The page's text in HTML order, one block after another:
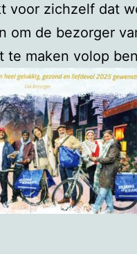
voor zichzelf dat
om de bezorger
te maken volop